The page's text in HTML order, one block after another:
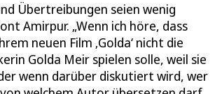
Übertreibungen seien wenig
Amirpur. „Wenn ich höre, dass
neuen Film ‚Golda‘ nicht die
Golda Meir spielen solle, weil sie
wenn darüber diskutiert wird, wer